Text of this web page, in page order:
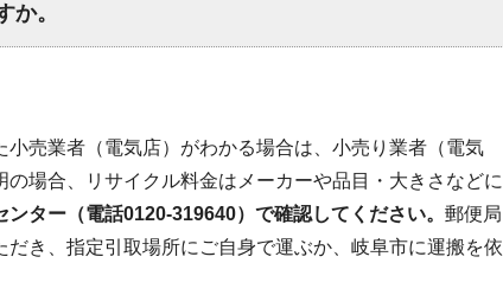
か。
売業者（電気店）がわかる場合は、小売り業者（電気
場合、リサイクル料金はメーカーや品目・大きさなどに
ター（電話0120-319640）で確認してください。 郵便局
き、指定引取場所にご自身で運ぶか、岐阜市に運搬を依